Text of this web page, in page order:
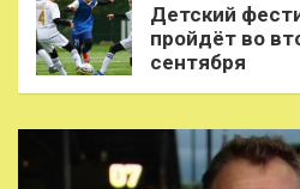
Детский
пройдёт во
сентября